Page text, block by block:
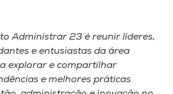
Administrar 23 é reunir líderes,
e entusiastas da área
explorar e compartilhar
e melhores práticas